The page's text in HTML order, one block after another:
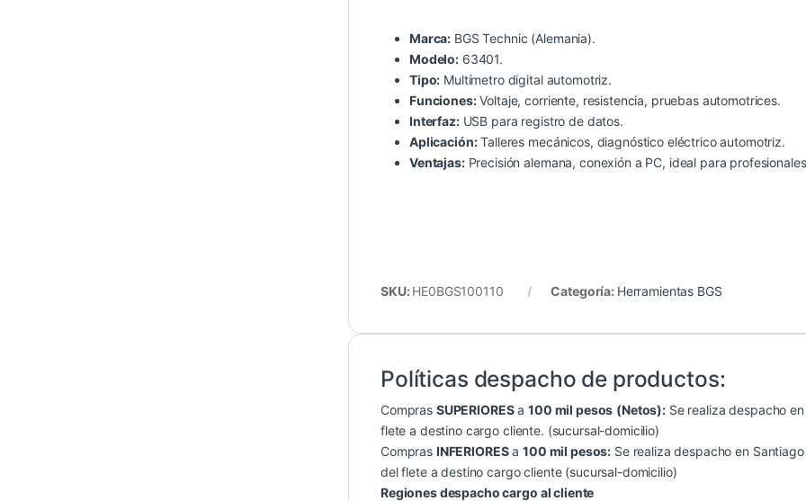
Marca: BGS Technic (Alemania).
Modelo: 63401.
Tipo: Multímetro digital automotriz.
Funciones:Voltaje, corriente, resistencia, pruebas automotrices.
Interfaz:USB para registro de datos.
Aplicación:Talleres mecánicos, diagnóstico eléctrico automotriz.
Ventajas:Precisión alemana, conexión a PC, ideal para
SKU: HE0BGS100110 Categoría: Herramientas BGS
Políticas despacho de productos:
Compras SUPERIORESa100 mil pesos (Netos): Se realiza despacho
flete a destino cargo cliente. (sucursal-domicilio)
Compras INFERIORESa100 mil pesos: Se realiza despacho en
del flete a destino cargo cliente (sucursal-domicilio)
Regiones despacho cargo al cliente